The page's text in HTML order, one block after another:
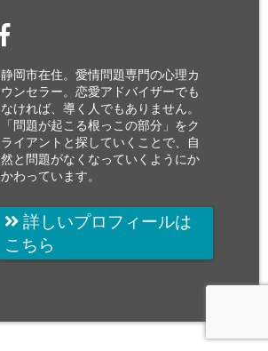
静岡市在住。愛情問題専門の心理カ
ウンセラー。恋愛アドバイザーでも
なければ、導く人でもありません。
「問題が起こる根っこの部分」をク
ライアントと探していくことで、自
然と問題がなくなっていくようにか
かわっています。
詳しいプロフィールは
こちら